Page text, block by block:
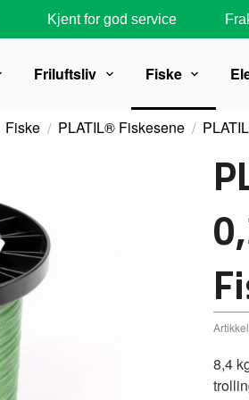
Kjent for god service
Friluftsliv Fiske
Fiske PLATIL® Fiskesene
8,4